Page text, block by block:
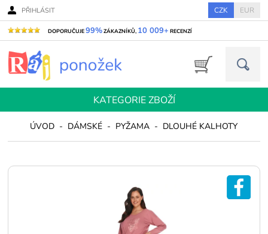
PŘIHLÁSIT CZK EUR
DOPORUČUJE99%ZÁKAZNÍKŮ, 10 009+ RECENZÍ
KATEGORIE ZBOŽÍ
ÚVOD - DÁMSKÉ - PYŽAMA - DLOUHÉ KALHOTY